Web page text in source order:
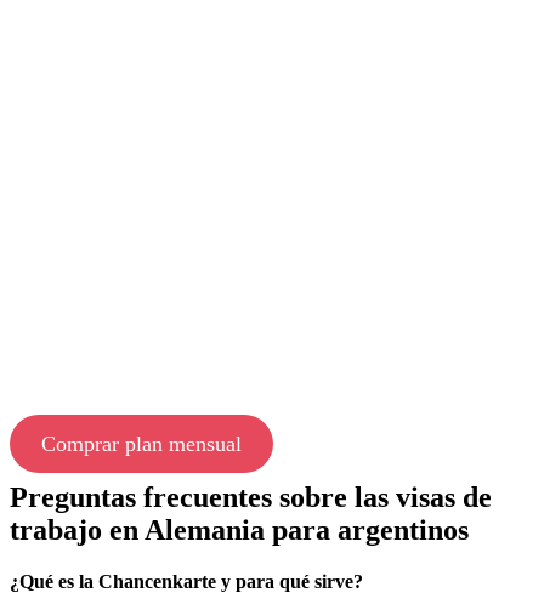
Comprar plan mensual
Preguntas frecuentes sobre las visas de
trabajo en Alemania para argentinos
¿Qué es la Chancenkarte y para qué sirve?